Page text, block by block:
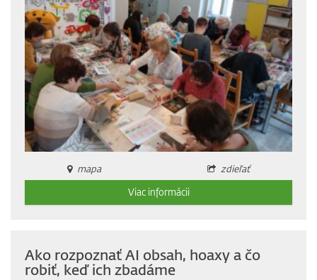
mapa
zdieľať
Viac informácii
Ako rozpoznať AI obsah, hoaxy a čo
robiť, keď ich zbadáme